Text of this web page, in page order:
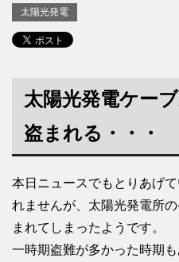
太陽光発電
太陽光発電ケー
盗まれる・・・
本日ニュースでもとりあげ
れませんが、太陽光発電所
まれてしまったようです。
一時期盗難が多かった時期